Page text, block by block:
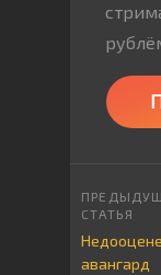
авангард